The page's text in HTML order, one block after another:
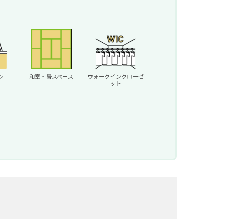
和室・畳スペース
ウォークインクローゼ
ット